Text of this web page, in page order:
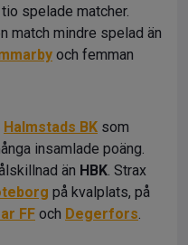
spelade matcher.
match mindre spelad än
och femman
Halmstads BK som
insamlade poäng.
än HBK. Strax
på kvalplats, på
FF och Degerfors.